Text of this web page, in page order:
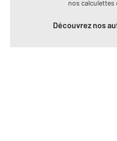
nos
Découvrez nos